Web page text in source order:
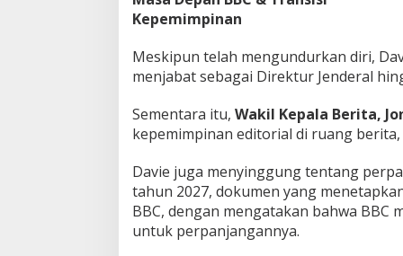
Kepemimpinan
Meskipun telah mengundurkan diri,
menjabat sebagai Direktur Jenderal
Sementara itu, Wakil Kepala Berita,
kepemimpinan editorial di ruang
Davie juga menyinggung tentang
tahun 2027, dokumen yang
BBC, dengan mengatakan bahwa BBC
untuk perpanjangannya.